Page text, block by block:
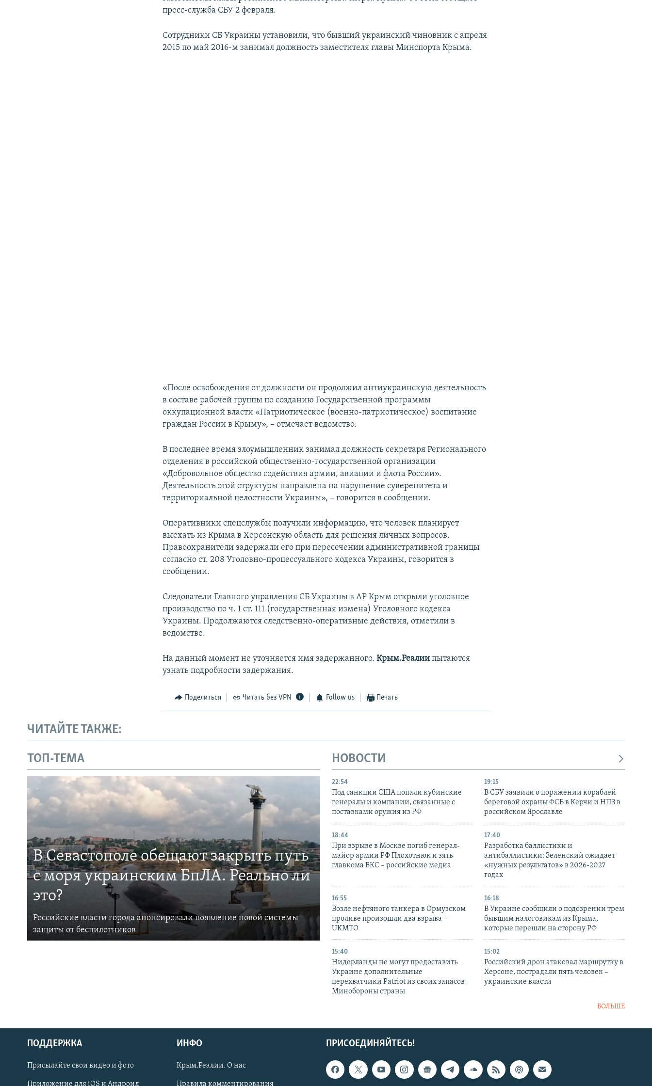
Українською
Qırımtatar
пресс-служба СБУ 2 февраля.
Сотрудники СБ Украины установили, что бывший украинский чиновник с апреля
2015 по май 2016-м занимал должность заместителя главы Минспорта Крыма.
«После освобождения от должности он продолжил антиукраинскую деятельность
в составе рабочей группы по созданию Государственной программы
оккупационной власти «Патриотическое (военно-патриотическое) воспитание
граждан России в Крыму», – отмечает ведомство.
В последнее время злоумышленник занимал должность секретаря Регионального
отделения в российской общественно-государственной организации
«Добровольное общество содействия армии, авиации и флота России».
Деятельность этой структуры направлена на нарушение суверенитета и
территориальной целостности Украины», – говорится в сообщении.
Оперативники спецслужбы получили информацию, что человек планирует
выехать из Крыма в Херсонскую область для решения личных вопросов.
Правоохранители задержали его при пересечении административной границы
согласно ст. 208 Уголовно-процессуального кодекса Украины, говорится в
сообщении.
Следователи Главного управления СБ Украины в АР Крым открыли уголовное
производство по ч. 1 ст. 111 (государственная измена) Уголовного кодекса
Украины. Продолжаются следственно-оперативные действия, отметили в
ведомстве.
На данный момент не уточняется имя задержанного.Крым.Реалии пытаются
узнать подробности задержания.
Поделиться Читать без VPN Follow us Печать
ЧИТАЙТЕ ТАКЖЕ:
ТОП-ТЕМА
В Севастополе обещают закрыть путь
с моря украинским БпЛА. Реально ли
это?
Российские власти города анонсировали появление новой системы
защиты от беспилотников
НОВОСТИ
22:54
Под санкции США попали кубинские
генералы и компании, связанные с
поставками оружия из РФ
19:15
В СБУ заявили о поражении кораблей
береговой охраны ФСБ в Керчи и НПЗ в
российском Ярославле
18:44
При взрыве в Москве погиб генерал-
майор армии РФ Плохотнюк и зять
главкома ВКС – российские медиа
17:40
Разработка баллистики и
антибаллистики: Зеленский ожидает
«нужных результатов» в 2026-2027
годах
16:55
Возле нефтяного танкера в Ормузском
проливе произошли два взрыва –
UKMTO
16:18
В Украине сообщили о подозрении трем
бывшим налоговикам из Крыма,
которые перешли на сторону РФ
15:40
Нидерланды не могут предоставить
Украине дополнительные
перехватчики Patriot из своих запасов –
Минобороны страны
15:02
Российский дрон атаковал маршрутку в
Херсоне, пострадали пять человек –
украинские власти
БОЛЬШЕ
ПРИСОЕДИНЯЙТЕСЬ!
ПОДДЕРЖКА
Присылайте свои видео и фото
Приложение для iOS и Андроид
ИНФО
Крым.Реалии. О нас
Правила комментирования